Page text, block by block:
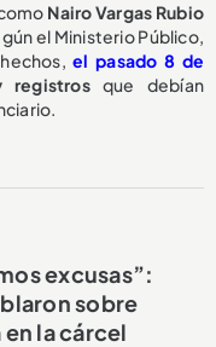
Nairo Vargas Rubio
el Ministerio Público,
el pasado 8 de
registrosque debían
excusas”:
sobre
la cárcel